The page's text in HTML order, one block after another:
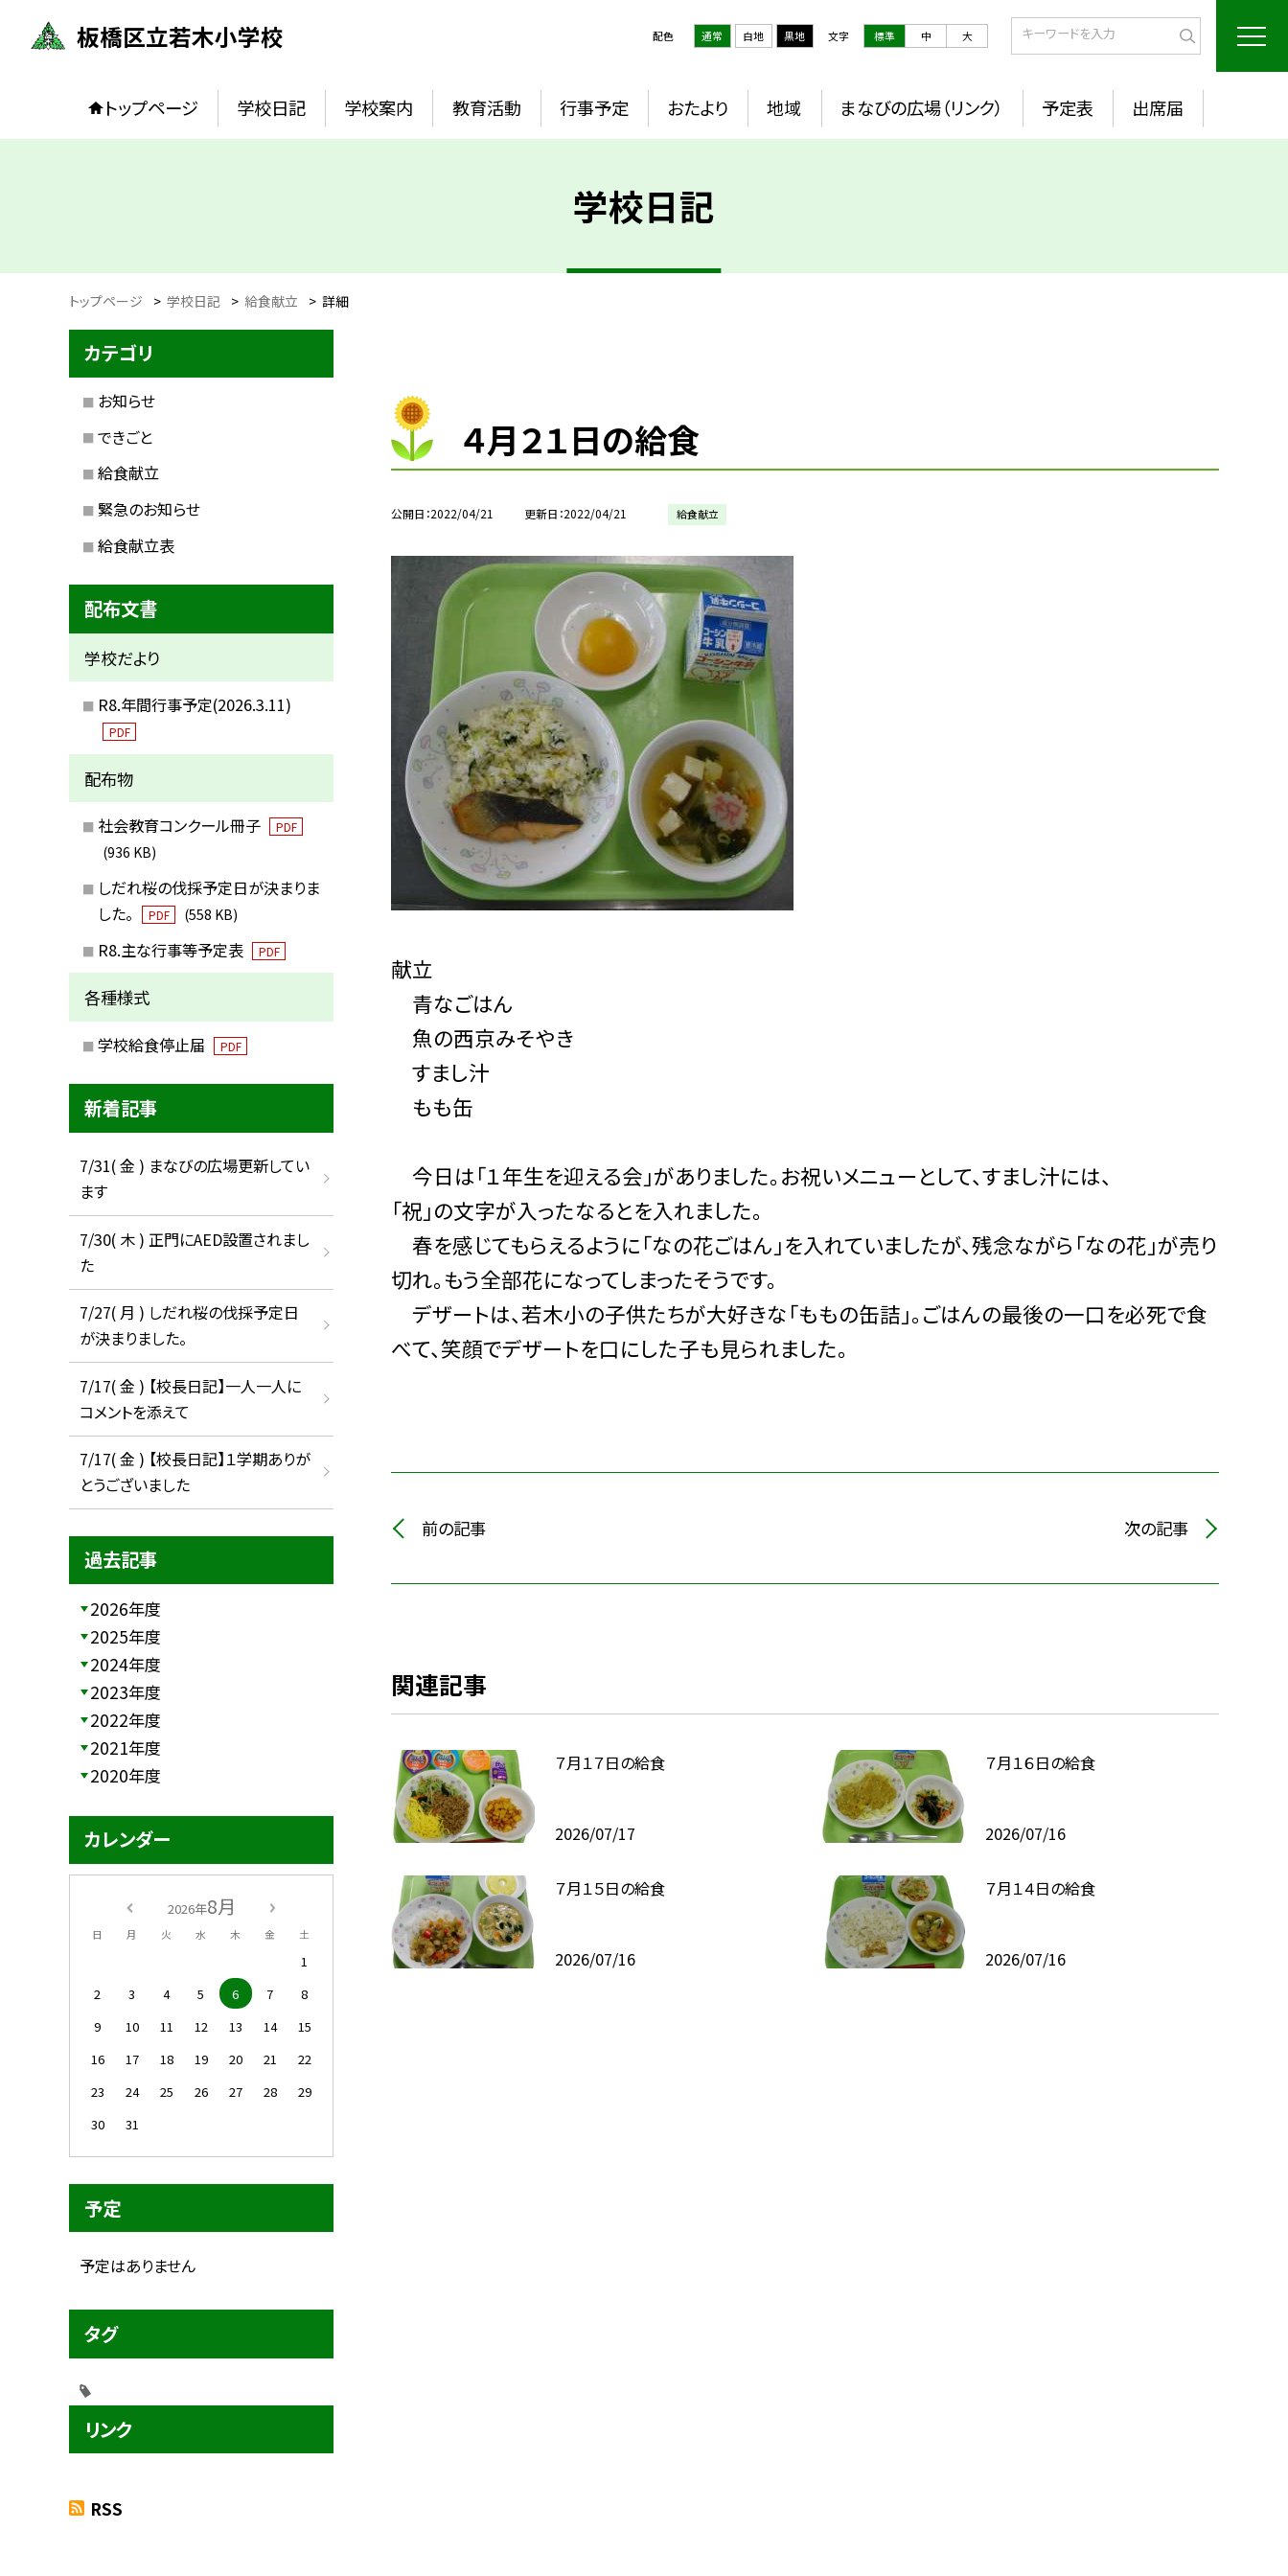
板橋区立若木小学校 配色 通常 白地 黒地 文字 標準 中 大
トップページ 学校日記 学校案内 教育活動 行事予定 おたより 地域 まなびの広場（リンク） 予定表 出席届
学校日記
トップページ > 学校日記 > 給食献立 > 詳細
４月２１日の給食
公開日 2022/04/21 更新日 2022/04/21 給食献立
献立
青なごはん
魚の西京みそやき
すまし汁
もも缶
今日は「１年生を迎える会」がありました。お祝いメニューとして、すまし汁には、
「祝」の文字が入ったなるとを入れました。
春を感じてもらえるように「なの花ごはん」を入れていましたが、残念ながら「なの花」が売り
切れ。もう全部花になってしまったそうです。
デザートは、若木小の子供たちが大好きな「ももの缶詰」。ごはんの最後の一口を必死で食
べて、笑顔でデザートを口にした子も見られました。
前の記事 次の記事
関連記事
７月１７日の給食
2026/07/17
７月１６日の給食
2026/07/16
７月１５日の給食
2026/07/16
７月１４日の給食
2026/07/16
カテゴリ
お知らせ
できごと
給食献立
緊急のお知らせ
給食献立表
配布文書
学校だより
R8.年間行事予定(2026.3.11)
PDF
配布物
社会教育コンクール冊子 PDF
(936 KB)
しだれ桜の伐採予定日が決まりま
した。
PDF (558 KB)
R8.主な行事等予定表 PDF
各種様式
学校給食停止届 PDF
新着記事
7/31( 金 ) まなびの広場更新してい
ます
7/30( 木 ) 正門にAED設置されまし
た
7/27( 月 ) しだれ桜の伐採予定日
が決まりました。
7/17( 金 ) 【校長日記】一人一人に
コメントを添えて
7/17( 金 ) 【校長日記】１学期ありが
とうございました
過去記事
2026年度
2025年度
2024年度
2023年度
2022年度
2021年度
2020年度
カレンダー
2026年8月
日 月 火 水 木 金 土
1
2
3 4 5 6 7
8
9
10 11 12 13 14
15
16
17 18 19 20 21
22
23
24 25 26 27 28
29
30
31
予定
予定はありません
タグ
リンク
RSS